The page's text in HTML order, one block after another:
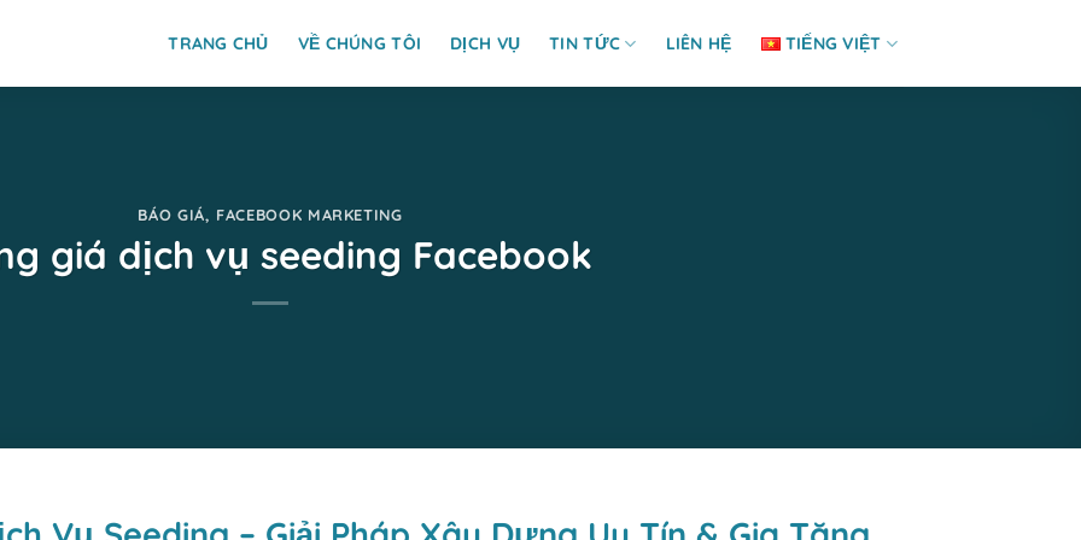
TRANG CHỦ VỀ CHÚNG TÔI DỊCH VỤ TIN TỨC LIÊN HỆ TIẾNG VIỆT
BÁO GIÁ, FACEBOOK MARKETING
giá dịch vụ seeding Facebook